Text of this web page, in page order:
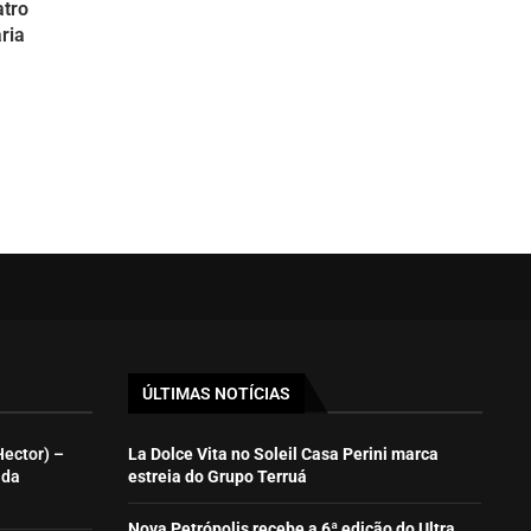
–
ÚLTIMAS NOTÍCIAS
La Dolce Vita no Soleil Casa Perini marca
estreia do Grupo Terruá